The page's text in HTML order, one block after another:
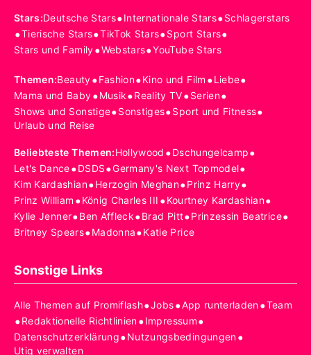
Stars:Deutsche Stars•Internationale Stars•Schlagerstars
•Tierische Stars•TikTok Stars•Sport Stars•
Stars und Family•Webstars•YouTube Stars
Themen:Beauty•Fashion•Kino und Film •Liebe•
Mama und Baby•Musik•Reality TV•Serien•
Shows und Sonstige•Sonstiges•Sport und Fitness•
Urlaub und Reise
Beliebteste Themen:Hollywood •Dschungelcamp•
Let's Dance•DSDS•Germany's Next Topmodel•
Kim Kardashian•Herzogin Meghan•Prinz Harry•
Prinz William •König Charles III •Kourtney Kardashian•
Kylie Jenner•Ben Affleck•Brad Pitt•Prinzessin Beatrice•
Britney Spears•Madonna•Katie Price
Sonstige Links
Alle Themen auf Promiflash•Jobs•App runterladen•Team
•Redaktionelle Richtlinien•Impressum•
Datenschutzerklärung•Nutzungsbedingungen•
Utiq verwalten